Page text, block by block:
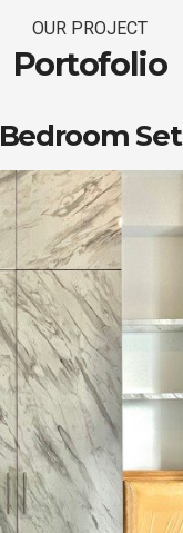
OUR PROJECT
Portofolio
Bedroom Set